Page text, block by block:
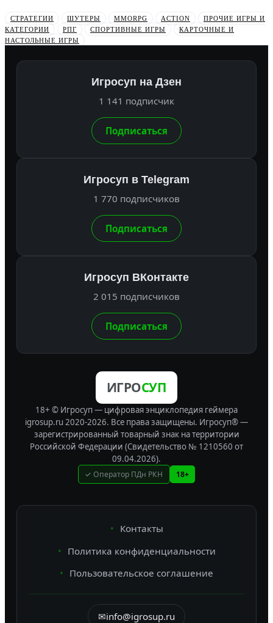
СТРАТЕГИИ ШУТЕРЫ MMORPG ACTION
ПРОЧИЕ ИГРЫ И
КАТЕГОРИИ
РПГ СПОРТИВНЫЕ ИГРЫ
КАРТОЧНЫЕ И
НАСТОЛЬНЫЕ ИГРЫ
Игросуп на Дзен
1 141 подписчик
Подписаться
Игросуп в Telegram
1 770 подписчиков
Подписаться
Игросуп ВКонтакте
2 015 подписчиков
Подписаться
ИГРОСУП
18+ © Игросуп — цифровая энциклопедия геймера
igrosup.ru 2020-2026. Все права защищены. Игросуп® —
зарегистрированный товарный знак на территории
Российской Федерации (Свидетельство № 1210560 от
09.04.2026).
✓ Оператор ПДн РКН 18+
Контакты
Политика конфиденциальности
Пользовательское соглашение
✉info@igrosup.ru